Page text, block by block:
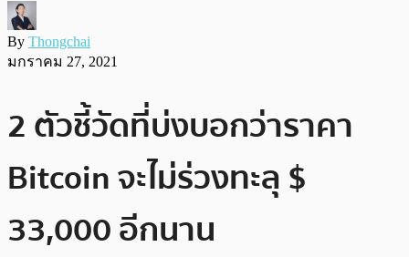
By Thongchai
มกราคม 27, 2021
2 ตัวชี้วัดที่บ่งบอกว่าราคา
Bitcoin จะไม่ร่วงทะลุ $
33,000 อีกนาน